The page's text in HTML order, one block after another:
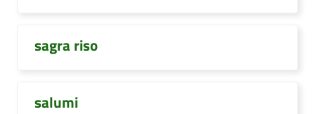
sagra riso
salumi